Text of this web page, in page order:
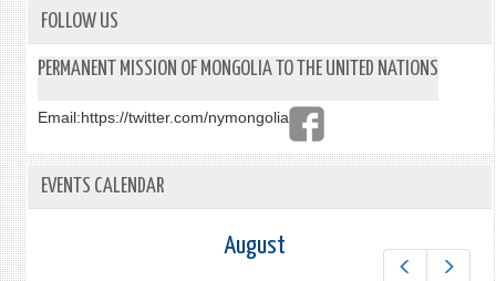
FOLLOW US
PERMANENT MISSION OF MONGOLIA TO THE UNITED NATIONS
Email:https://twitter.com/nymongolia
EVENTS CALENDAR
August